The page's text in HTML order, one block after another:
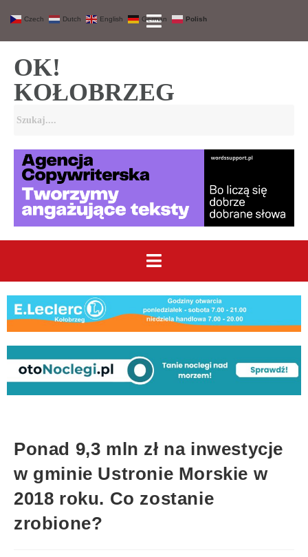
OK!
KOŁOBRZEG
Ponad 9,3 mln zł na inwestycje
w gminie Ustronie Morskie w
2018 roku. Co zostanie
zrobione?
Czech Dutch English German Polish